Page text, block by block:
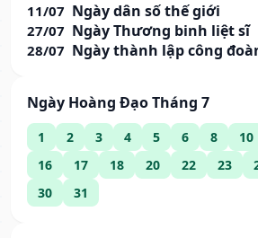
11/07 Ngày dân số thế giới
27/07 Ngày Thương binh liệt sĩ
28/07 Ngày thành lập công
Ngày Hoàng Đạo Tháng 7
1 2 3 4 5 6 8 10
16
17 18 20 22 23
30
31